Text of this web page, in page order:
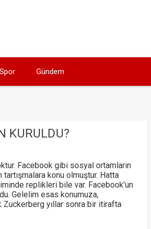
Spor Gündem
KURULDU?
Facebook gibi sosyal ortamların
konu olmuştur. Hatta
replikleri bile var. Facebook’un
Gelelim esas konumuza,
Zuckerberg yıllar sonra bir itirafta